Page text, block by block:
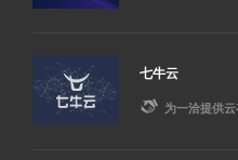
七牛云
 为一洽提供